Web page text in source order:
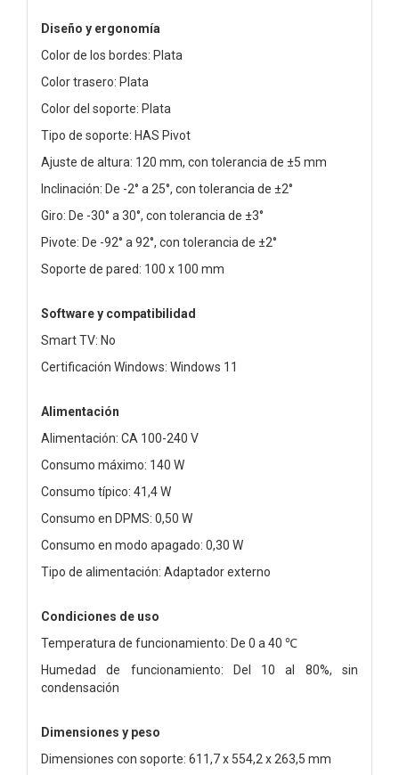
Diseño y ergonomía
Color de los bordes: Plata
Color trasero: Plata
Color del soporte: Plata
Tipo de soporte: HAS Pivot
Ajuste de altura: 120 mm, con tolerancia de ±5 mm
Inclinación: De -2° a 25°, con tolerancia de ±2°
Giro: De -30° a 30°, con tolerancia de ±3°
Pivote: De -92° a 92°, con tolerancia de ±2°
Soporte de pared: 100 x 100 mm
Software y compatibilidad
Smart TV: No
Certificación Windows: Windows 11
Alimentación
Alimentación: CA 100-240 V
Consumo máximo: 140 W
Consumo típico: 41,4 W
Consumo en DPMS: 0,50 W
Consumo en modo apagado: 0,30 W
Tipo de alimentación: Adaptador externo
Condiciones de uso
Temperatura de funcionamiento: De 0 a 40 ℃
Humedad de funcionamiento: Del 10 al 80%, sin
condensación
Dimensiones y peso
Dimensiones con soporte: 611,7 x 554,2 x 263,5 mm